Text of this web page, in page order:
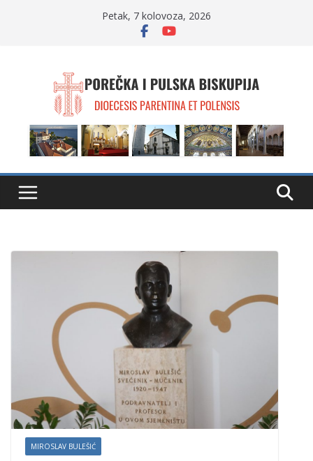
Petak, 7 kolovoza, 2026
MIROSLAV BULEŠIĆ